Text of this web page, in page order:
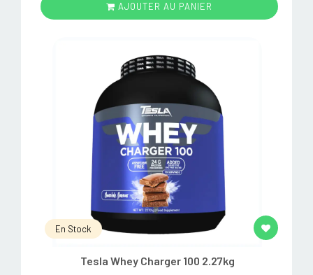
AJOUTER AU PANIER
En Stock
Tesla Whey Charger 100 2.27kg